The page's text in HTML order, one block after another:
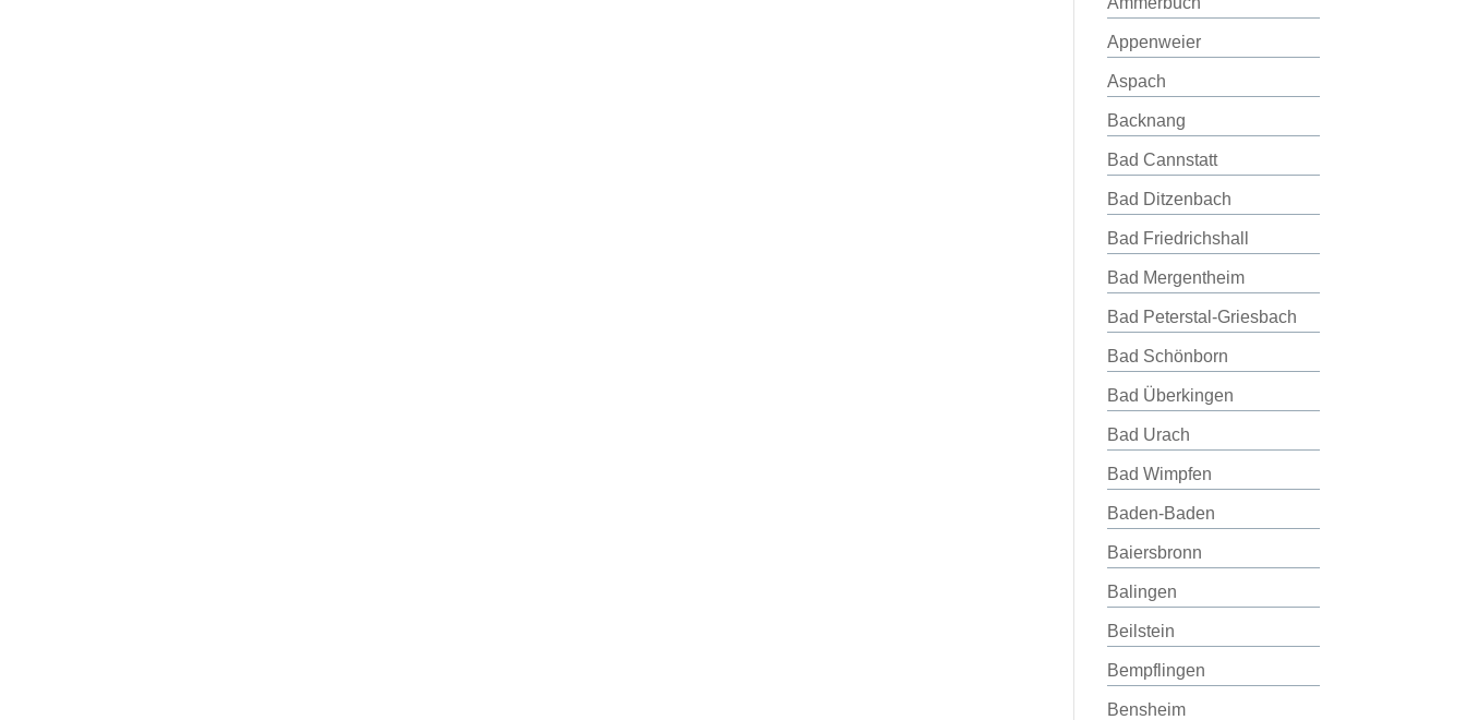
Appenweier
Aspach
Backnang
Bad Cannstatt
Bad Ditzenbach
Bad Friedrichshall
Bad Mergentheim
Bad Peterstal-Griesbach
Bad Schönborn
Bad Überkingen
Bad Urach
Bad Wimpfen
Baden-Baden
Baiersbronn
Balingen
Beilstein
Bempflingen
Bensheim